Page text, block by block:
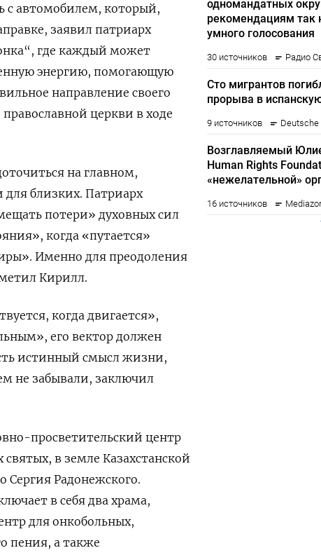
с автомобилем, который,
заявил патриарх
где каждый может
энергию, помогающую
направление своего
православной церкви в ходе
на главном,
для близких. Патриарх
потери» духовных сил
когда «путается»
Именно для преодоления
Кирилл.
когда двигается»,
его вектор должен
истинный смысл жизни,
не забывали, заключил
просветительский центр
святых, в земле Казахстанской
Сергия Радонежского.
в себя два храма,
для онкобольных,
пения, а также